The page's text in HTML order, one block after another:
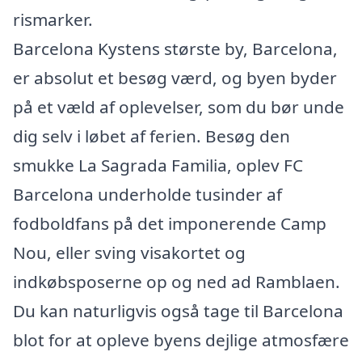
rismarker.
Barcelona Kystens største by, Barcelona,
er absolut et besøg værd, og byen byder
på et væld af oplevelser, som du bør unde
dig selv i løbet af ferien. Besøg den
smukke La Sagrada Familia, oplev FC
Barcelona underholde tusinder af
fodboldfans på det imponerende Camp
Nou, eller sving visakortet og
indkøbsposerne op og ned ad Ramblaen.
Du kan naturligvis også tage til Barcelona
blot for at opleve byens dejlige atmosfære